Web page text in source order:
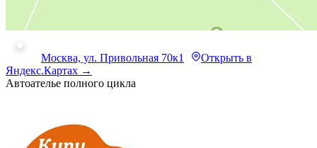
Москва, ул. Привольная 70к1
Открыть в
Яндекс.Картах →
Автоателье полного цикла